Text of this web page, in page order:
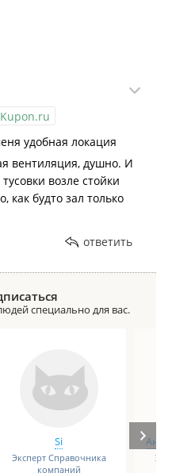
удобная локация
вентиляция, душно. И
возле стойки
как будто зал только
ответить
специально для вас.
Si
Эксперт Справочника
компаний